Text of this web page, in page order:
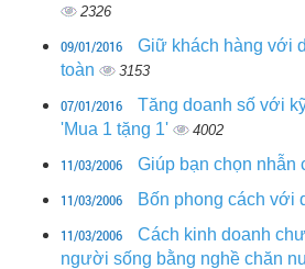
2326
09/01/2016
Giữ khách hàng với
toàn
3153
07/01/2016
Tăng doanh số với
'Mua 1 tặng 1'
4002
11/03/2006 Giúp bạn chọn nhẫn
11/03/2006 Bốn phong cách với
11/03/2006
Cách kinh doanh
người sống bằng nghề chăn